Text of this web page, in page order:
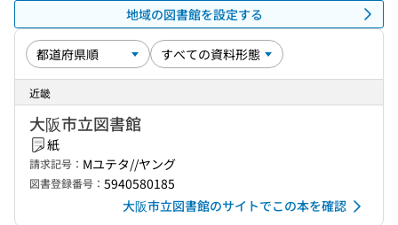
地域の図書館を設定する
近畿
大阪市立図書館
紙
請求記号： Mユテタ//ヤング
図書登録番号： 5940580185
大阪市立図書館のサイトでこの本を確認